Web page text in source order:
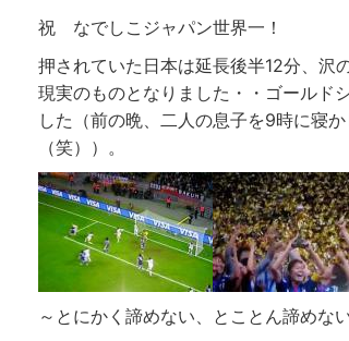
祝 なでしこジャパン世界一！
押されていた日本は延長後半12分、沢
現実のものとなりました・・ゴールド
した（前の晩、二人の息子を9時に寝
（笑））。
～とにかく諦めない、とことん諦めな